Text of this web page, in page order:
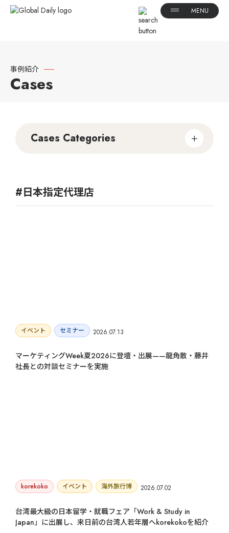
事例紹介
Cases
Cases Categories
#日本指定代理店
イベント セミナー 2026.07.13
マーケティングWeek夏2026に登壇・出展——龍角散・藤井
社長との対談セミナーを実施
korekoko イベント 海外旅行博 2026.07.02
台湾最大級の日本留学・就職フェア「Work & Study in
Japan」に出展し、来日前の台湾人若年層へkorekokoを紹介